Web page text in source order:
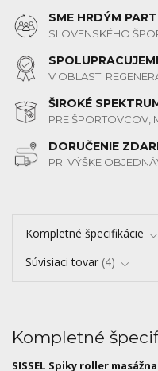
SME HRDÝM
SLOVENSKÉHO
V OBLASTI
ŠIROKÉ
PRE ŠPORTOVCOV,
DORUČENIE
PRI VÝŠKE
Kompletné špecifikácie
Súvisiaci tovar 4
Kompletné
SISSEL Spiky roller